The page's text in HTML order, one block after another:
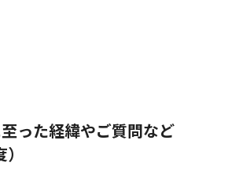
った経緯やご質問など